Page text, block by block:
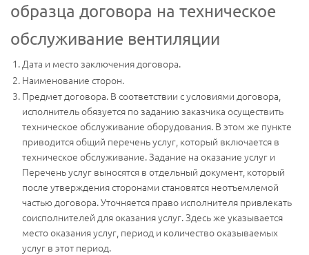
образца договора на техническое
обслуживание вентиляции
Дата и место заключения договора.
Наименование сторон.
Предмет договора. В соответствии с условиями договора,
исполнитель обязуется по заданию заказчика осуществить
техническое обслуживание оборудования. В этом же пункте
приводится общий перечень услуг, который включается в
техническое обслуживание. Задание на оказание услуг и
Перечень услуг выносятся в отдельный документ, который
после утверждения сторонами становятся неотъемлемой
частью договора. Уточняется право исполнителя привлекать
соисполнителей для оказания услуг. Здесь же указывается
место оказания услуг, период и количество оказываемых
услуг в этот период.